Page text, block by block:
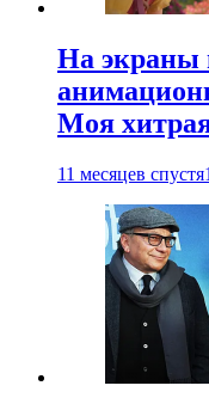
На экраны
Моя
11 месяцев спустя